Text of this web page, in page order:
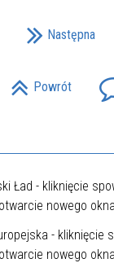
Następna
Powrót